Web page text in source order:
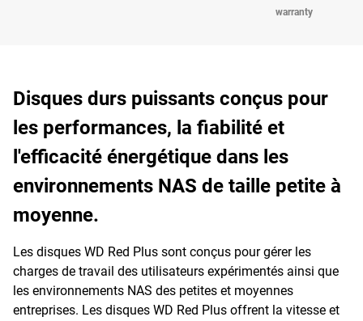
warranty
Disques durs puissants conçus pour
les performances, la fiabilité et
l'efficacité énergétique dans les
environnements NAS de taille petite à
moyenne.
Les disques WD Red Plus sont conçus pour gérer les
charges de travail des utilisateurs expérimentés ainsi que
les environnements NAS des petites et moyennes
entreprises. Les disques WD Red Plus offrent la vitesse et